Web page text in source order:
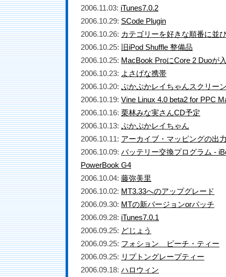
2006.11.03: iTunes7.0.2
2006.10.29: SCode Plugin
2006.10.26: カテゴリーを好きな順番に並
2006.10.25: 旧iPod Shuffle 整備品
2006.10.25: MacBook ProにCore 2 Duoが
2006.10.23: よさげな携帯
2006.10.20: ぷかぷかレイちゃんスクリー
2006.10.19: Vine Linux 4.0 beta2 for PPC
2006.10.16: 栗林みな実さんCD予定
2006.10.13: ぷかぷかレイちゃん
2006.10.11: アーカイブ・マッピングの出
2006.10.09: バッテリー交換プログラム -
PowerBook G4
2006.10.04: 藤弥美里
2006.10.02: MT3.33へのアップグレード
2006.09.30: MTの新バージョンorパッチ
2006.09.28: iTunes7.0.1
2006.09.25: どじょう
2006.09.25: フォション ピーチ・ティー
2006.09.25: リプトングレープティー
2006.09.18: ハロウィン